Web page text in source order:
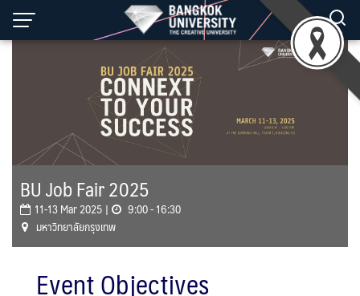
Skip
content
BU Job Fair 2025
11-13 Mar 2025 |
9:00 - 16:30
มหาวิทยาลัยกรุงเทพ
Event Objectives